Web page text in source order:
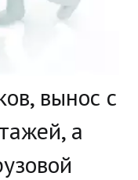
вынос с
а